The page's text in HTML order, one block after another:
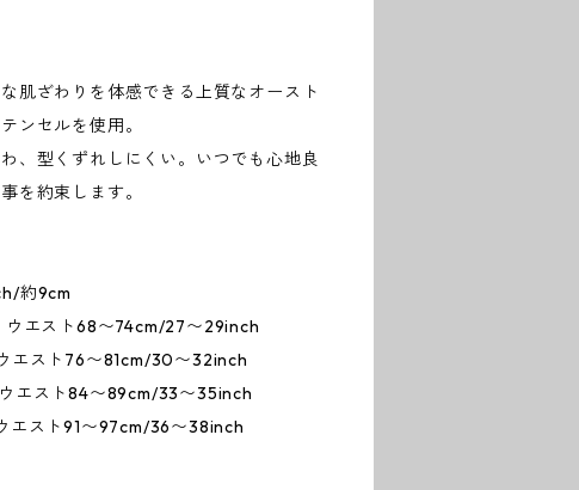
肌ざわりを体感できる上質なオースト
ンセルを使用。
、型くずれしにくい。いつでも心地良
を約束します。
約9cm
ト68〜74cm/27〜29inch
76〜81cm/30〜32inch
ト84〜89cm/33〜35inch
91〜97cm/36〜38inch